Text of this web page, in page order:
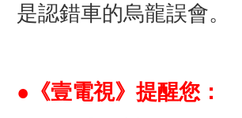
是認錯車的烏龍誤會。
●《壹電視》提醒您：